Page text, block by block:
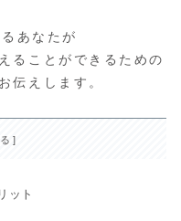
あなたが
ることができるための
伝えします。
ット